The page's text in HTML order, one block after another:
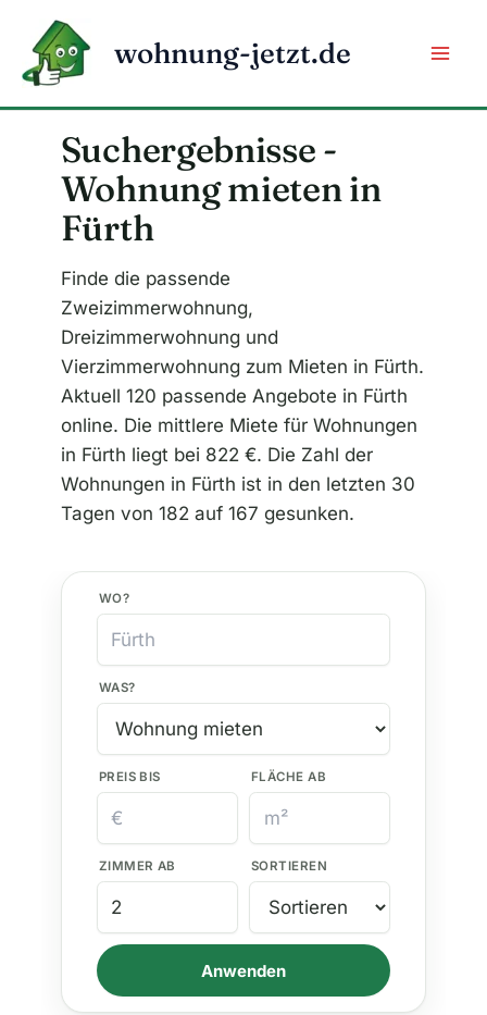
Inhalt
springen
wohnung-jetzt.de
Suchergebnisse -
Wohnung mieten in
Fürth
Finde die passende
Zweizimmerwohnung,
Dreizimmerwohnung und
Vierzimmerwohnung zum Mieten in Fürth.
Aktuell 120 passende Angebote in Fürth
online. Die mittlere Miete für Wohnungen
in Fürth liegt bei 822 €. Die Zahl der
Wohnungen in Fürth ist in den letzten 30
Tagen von 182 auf 167 gesunken.
WO?
WAS?
PREIS BIS FLÄCHE AB
ZIMMER AB SORTIEREN
Anwenden